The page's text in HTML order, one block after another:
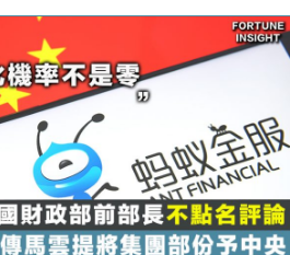
6.5萬點後回穩 全周仍升近2%
帥 玩具「反」斗城亞洲CEO蔡德
動收跌 連挫7周創逾3年最長跌勢
元計價出口增近24%勝預期 貿易順